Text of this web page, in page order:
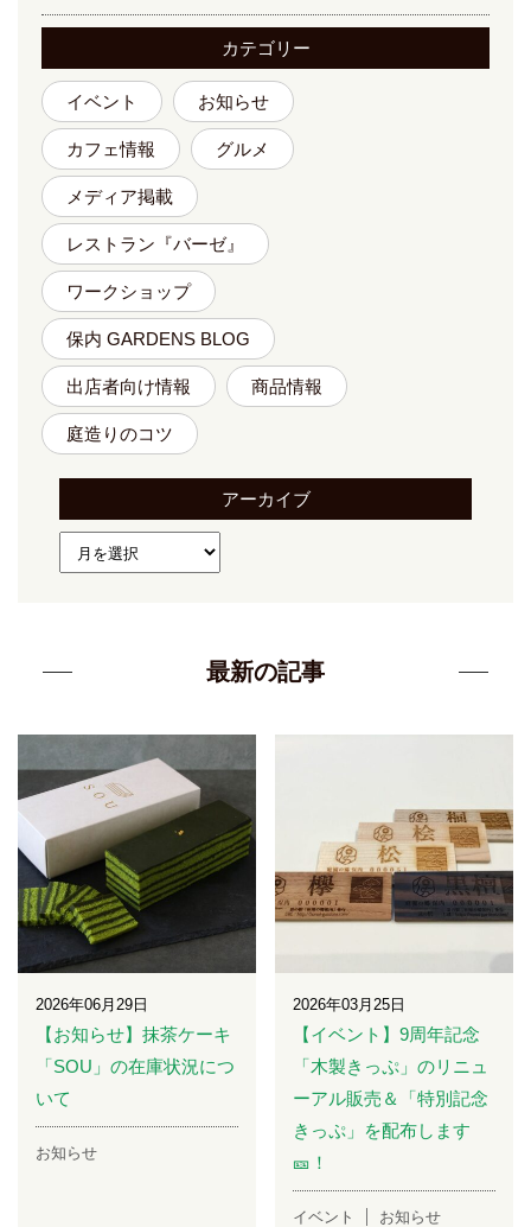
カテゴリー
イベント お知らせ
カフェ情報 グルメ
メディア掲載
レストラン『バーゼ』
ワークショップ
保内 GARDENS BLOG
出店者向け情報 商品情報
庭造りのコツ
アーカイブ
最新の記事
2026年06月29日
【お知らせ】抹茶ケーキ
「SOU」の在庫状況につ
いて
お知らせ
2026年03月25日
【イベント】9周年記念
「木製きっぷ」のリニュ
ーアル販売＆「特別記念
きっぷ」を配布します
🎫！
イベント
お知らせ